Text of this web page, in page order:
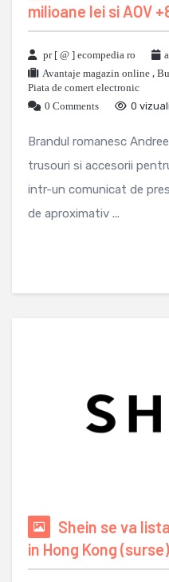
milioane lei si AOV
pr [ @ ] ecompedia ro
Avantaje magazin online ,
Piata de comert electronic
0 Comments
0
Brandul romanesc
trusouri si accesorii
intr-un comunicat de
de aproximativ ...
Shein se va
in Hong Kong (surse)